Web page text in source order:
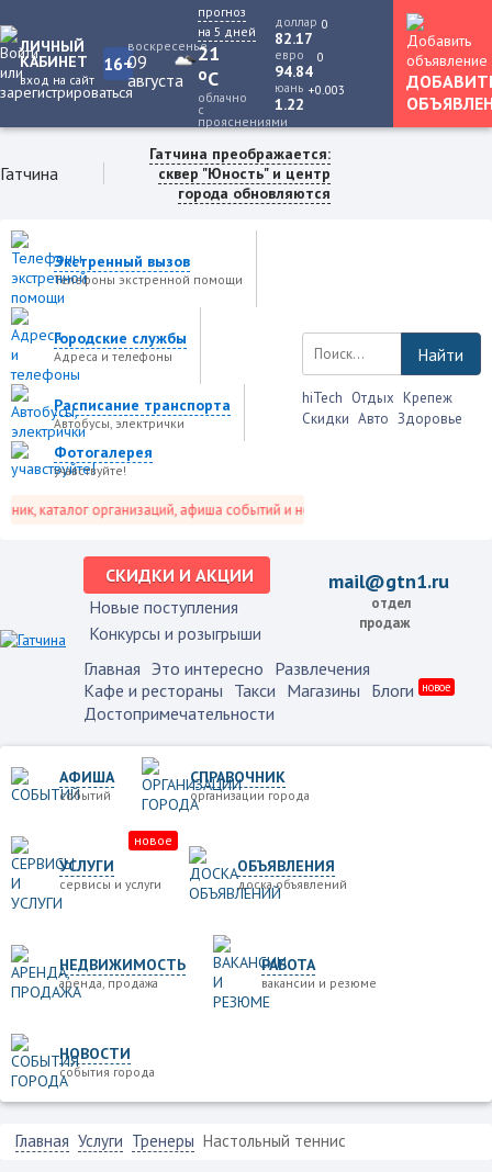
ЛИЧНЫЙ
КАБИНЕТ
вход на сайт
16+
воскресенье
09
августа
прогноз
на 5 дней
21
oC
облачно
с
прояснениями
доллар
82.17
0
евро
94.84
0
юань
1.22
+0.003
Гатчина
Гатчина преображается:
сквер "Юность" и центр
города обновляются
Экстренный вызов
Телефоны экстренной помощи
Городские службы
Адреса и телефоны
Расписание транспорта
Автобусы, электрички
Фотогалерея
учавствуйте!
каталог организаций, афиша событий и не только это.
Найти
hiTech Отдых Крепеж
Скидки Авто Здоровье
СКИДКИ И АКЦИИ
Новые поступления
Конкурсы и розыгрыши
mail@gtn1.ru
отдел
продаж
Главная Это интересно Развлечения
Кафе и рестораны Такси Магазины Блоги новое
Достопримечательности
АФИША
событий
СПРАВОЧНИК
организации города
УСЛУГИ
сервисы и услуги
новое
ОБЪЯВЛЕНИЯ
доска объявлений
НЕДВИЖИМОСТЬ
аренда, продажа
РАБОТА
вакансии и резюме
НОВОСТИ
события города
Главная Услуги Тренеры Настольный теннис